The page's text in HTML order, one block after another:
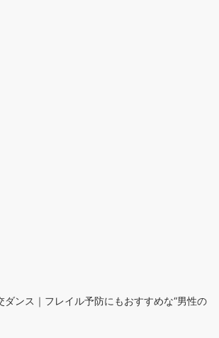
ンス｜フレイル予防にもおすすめな“男性の